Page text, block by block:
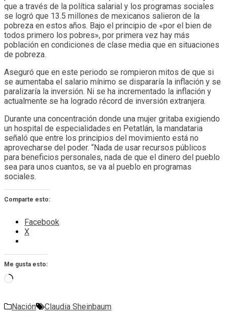
que a través de la política salarial y los programas sociales
se logró que 13.5 millones de mexicanos salieron de la
pobreza en estos años. Bajo el principio de «por el bien de
todos primero los pobres», por primera vez hay más
población en condiciones de clase media que en situaciones
de pobreza.
Aseguró que en este periodo se rompieron mitos de que si
se aumentaba el salario mínimo se dispararía la inflación y se
paralizaría la inversión. Ni se ha incrementado la inflación y
actualmente se ha logrado récord de inversión extranjera.
Durante una concentración donde una mujer gritaba exigiendo
un hospital de especialidades en Petatlán, la mandataria
señaló que entre los principios del movimiento está no
aprovecharse del poder. “Nada de usar recursos públicos
para beneficios personales, nada de que el dinero del pueblo
sea para unos cuantos, se va al pueblo en programas
sociales.
Comparte esto:
Facebook
X
Me gusta esto:
Cargando...
Nación Claudia Sheinbaum